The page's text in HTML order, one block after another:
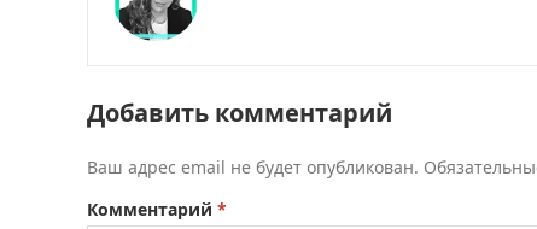
Добавить комментарий
Ваш адрес email не будет опубликован.
Комментарий *